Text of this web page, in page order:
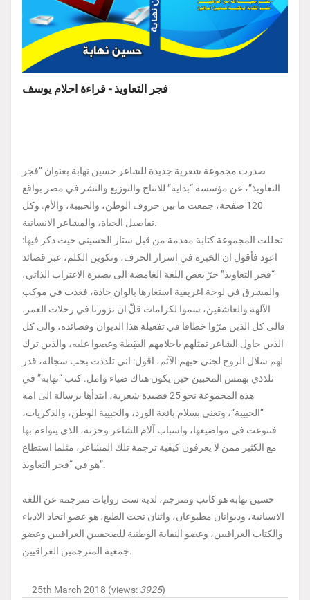
فجر التعاويذ - قراءة احلام يوسف
صدرت مجموعة شعرية جديدة للشاعر حسين نهابة بعنوان “فجر
التعاويذ”، عن مؤسسة “بداية” للانتاج والتوزيع والنشر في مصر بواقع
120 صفحة، جمعت ما بين حروف الوطن، والحبيبة، والأم. وكل
تفاصيل الحياة، والمشاعر الانسانية.
تخللت المجموعة كتابة مقدمة من قبل ستار الحسيني حيث ذكر فيها:
اعود فأقول ان الخبرة في اسرار الحرف، وتكوين الكلم، عبر قصائد
“فجر التعاويذ” جرّ بعض اللغة الغامضة الى بصيرة الاغتراب الذاتي،
والمشرق في لوحة اغريقية استعارها بالوان حادة، فغدت في موكب
الآلهة والعاشقين، سموا لكرامات قلّ ان تزورنا في رحلات العمر.
فالى كل الذين مرّوا خطافا في تفعيلة هذا الديوان وقصائده، والى كل
الذين حاول الشاعر تمثلهم باحلامهم اليقِظة وعصوا عليه، والذين ترك
لهم سلال الروح لجني حبهم الآثم، اقول: اني تلذذت بحب سجاله، قدر
تلذذي بهمس المحبين حين يكون هناك ضياء وامل. كتب “نهابة” في
هذه المجموعة نحو 25 قصيدة شعرية، ابتدأها برسالة الى امه
“الحبيبة”، وتغنى بسلام بائعة الورد، والحبيبة الوطن، والذكريات،
فتنوعت في مواضيعها، واسباب آلام الشاعر وحزنه، الذي يتواءم بها
مع الكثير ممن لا يعرفون كيفية ترجمة تلك المشاعر، مثلما استطاع
هو في “فجر التعاويذ”.
حسين نهابة هو كاتب ومترجم، لديه ست روايات مترجمة عن اللغة
الاسبانية، وديوانان مطبوعان، واثنان تحت الطبع، هو عضو اتحاد الادباء
والكتاب العراقيين، وعضو النقابة الوطنية للصحفيين العراقيين وعضو
جمعية المترجمين العراقيين.
25th March 2018 (views: 3925)